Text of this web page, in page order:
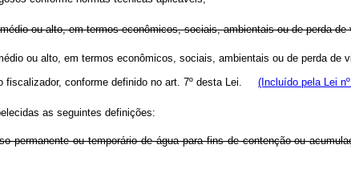
ou alto, em termos econômicos, sociais, ambientais ou de perda
ou alto, em termos econômicos, sociais, ambientais ou de perda de
fiscalizador, conforme definido no art. 7º desta Lei. (Incluído pela Lei
as seguintes definições:
permanente ou temporário de água para fins de contenção ou